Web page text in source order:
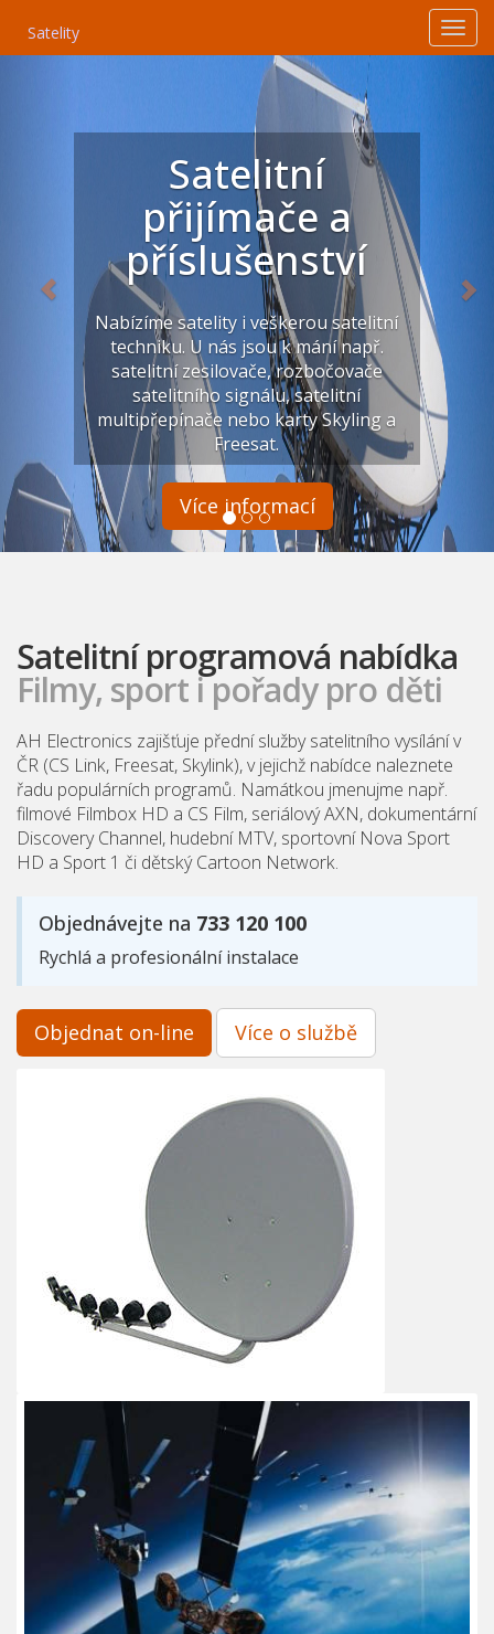
Satelity
Satelitní
přijímače a
příslušenství
Nabízíme satelity i veškerou satelitní
techniku. U nás jsou k mání např.
satelitní zesilovače, rozbočovače
satelitního signálu, satelitní
multipřepínače nebo karty Skyling a
Freesat.
Více informací
Satelitní programová nabídka
Filmy, sport i pořady pro děti
AH Electronics zajišťuje přední služby satelitního vysílání v
ČR (CS Link, Freesat, Skylink), v jejichž nabídce naleznete
řadu populárních programů. Namátkou jmenujme např.
filmové Filmbox HD a CS Film, seriálový AXN, dokumentární
Discovery Channel, hudební MTV, sportovní Nova Sport
HD a Sport 1 či dětský Cartoon Network.
Objednávejte na 733 120 100
Rychlá a profesionální instalace
Objednat on-line Více o službě